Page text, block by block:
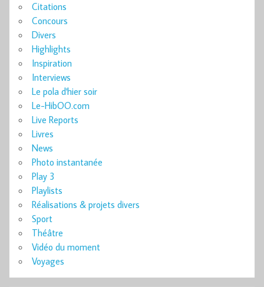
Citations
Concours
Divers
Highlights
Inspiration
Interviews
Le pola d'hier soir
Le-HibOO.com
Live Reports
Livres
News
Photo instantanée
Play 3
Playlists
Réalisations & projets divers
Sport
Théâtre
Vidéo du moment
Voyages